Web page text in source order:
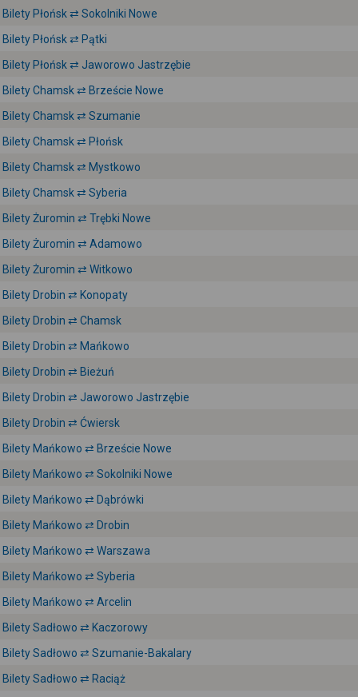
Bilety Płońsk ⇄ Sokolniki Nowe
Bilety Płońsk ⇄ Pątki
Bilety Płońsk ⇄ Jaworowo Jastrzębie
Bilety Chamsk ⇄ Brzeście Nowe
Bilety Chamsk ⇄ Szumanie
Bilety Chamsk ⇄ Płońsk
Bilety Chamsk ⇄ Mystkowo
Bilety Chamsk ⇄ Syberia
Bilety Żuromin ⇄ Trębki Nowe
Bilety Żuromin ⇄ Adamowo
Bilety Żuromin ⇄ Witkowo
Bilety Drobin ⇄ Konopaty
Bilety Drobin ⇄ Chamsk
Bilety Drobin ⇄ Mańkowo
Bilety Drobin ⇄ Bieżuń
Bilety Drobin ⇄ Jaworowo Jastrzębie
Bilety Drobin ⇄ Ćwiersk
Bilety Mańkowo ⇄ Brzeście Nowe
Bilety Mańkowo ⇄ Sokolniki Nowe
Bilety Mańkowo ⇄ Dąbrówki
Bilety Mańkowo ⇄ Drobin
Bilety Mańkowo ⇄ Warszawa
Bilety Mańkowo ⇄ Syberia
Bilety Mańkowo ⇄ Arcelin
Bilety Sadłowo ⇄ Kaczorowy
Bilety Sadłowo ⇄ Szumanie-Bakalary
Bilety Sadłowo ⇄ Raciąż